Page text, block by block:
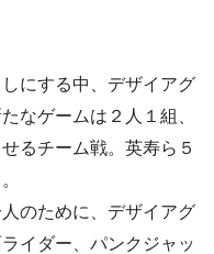
にする中、デザイアグ
なゲームは２人１組、
るチーム戦。英寿ら５
のために、デザイアグ
イダー、パンクジャッ